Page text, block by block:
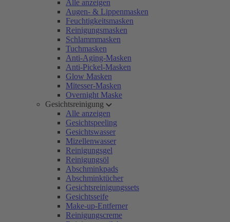
Alle anzeigen
Augen- & Lippenmasken
Feuchtigkeitsmasken
Reinigungsmasken
Schlammmasken
Tuchmasken
Anti-Aging-Masken
Anti-Pickel-Masken
Glow Masken
Mitesser-Masken
Overnight Maske
Gesichtsreinigung
Alle anzeigen
Gesichtspeeling
Gesichtswasser
Mizellenwasser
Reinigungsgel
Reinigungsöl
Abschminkpads
Abschminktücher
Gesichtsreinigungssets
Gesichtsseife
Make-up-Entferner
Reinigungscreme